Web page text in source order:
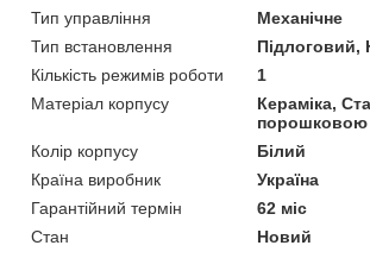
Тип управління
Механічне
Тип встановлення
Підлоговий,
Кількість режимів роботи
1
Матеріал корпусу
Кераміка,
Колір корпусу
Білий
Країна виробник
Україна
Гарантійний термін
62 міс
Стан
Новий